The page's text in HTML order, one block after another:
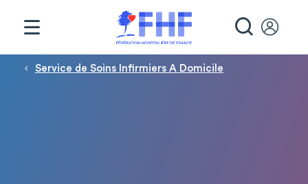
Fil d'Ariane
Service de Soins Infirmiers A Domicile
Panneau de gestion des cookies